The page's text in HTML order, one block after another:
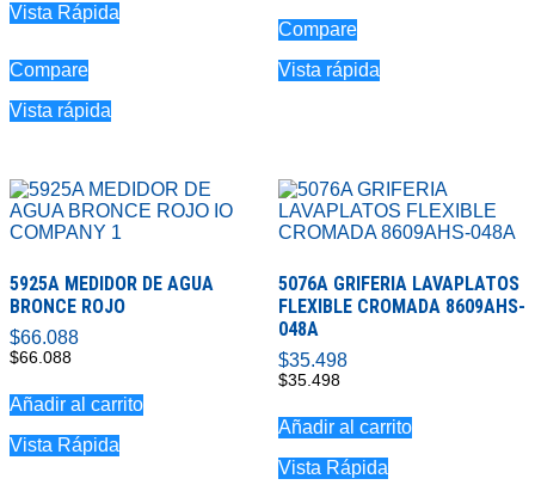
Vista Rápida
Compare
Vista rápida
Compare
Vista rápida
5925A MEDIDOR DE AGUA
BRONCE ROJO
$66.088
$66.088
Añadir al carrito
Vista Rápida
5076A GRIFERIA LAVAPLATOS
FLEXIBLE CROMADA 8609AHS-
048A
$35.498
$35.498
Añadir al carrito
Vista Rápida